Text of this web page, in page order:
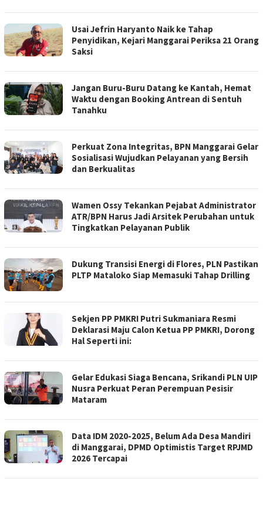
Usai Jefrin Haryanto Naik ke Tahap
Penyidikan, Kejari Manggarai Periksa 21 Orang
Saksi
Jangan Buru-Buru Datang ke Kantah, Hemat
Waktu dengan Booking Antrean di Sentuh
Tanahku
Perkuat Zona Integritas, BPN Manggarai Gelar
Sosialisasi Wujudkan Pelayanan yang Bersih
dan Berkualitas
Wamen Ossy Tekankan Pejabat Administrator
ATR/BPN Harus Jadi Arsitek Perubahan untuk
Tingkatkan Pelayanan Publik
Dukung Transisi Energi di Flores, PLN Pastikan
PLTP Mataloko Siap Memasuki Tahap Drilling
Sekjen PP PMKRI Putri Sukmaniara Resmi
Deklarasi Maju Calon Ketua PP PMKRI, Dorong
Hal Seperti ini:
Gelar Edukasi Siaga Bencana, Srikandi PLN UIP
Nusra Perkuat Peran Perempuan Pesisir
Mataram
Data IDM 2020-2025, Belum Ada Desa Mandiri
di Manggarai, DPMD Optimistis Target RPJMD
2026 Tercapai